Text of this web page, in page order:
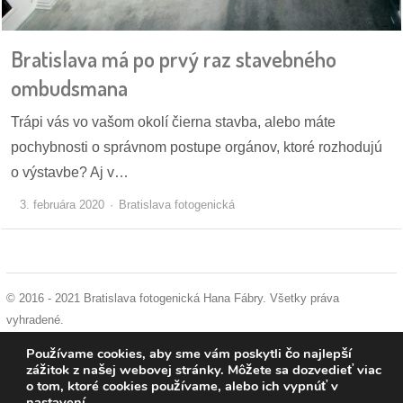
pozvánky
Historický
zákony
časti
kauzy
stavebné
konania
pripomienkové
konania
Bratislava má po prvý raz stavebného
ombudsmana
Trápi vás vo vašom okolí čierna stavba, alebo máte
pochybnosti o správnom postupe orgánov, ktoré rozhodujú
o výstavbe? Aj v…
3. februára 2020 Bratislava fotogenická
© 2016 - 2021 Bratislava fotogenická Hana Fábry. Všetky práva
vyhradené.
cookies
Používame cookies, aby sme vám poskytli čo najlepší
zážitok z našej webovej stránky. Môžete sa dozvedieť viac
o tom, ktoré cookies používame, alebo ich vypnúť v